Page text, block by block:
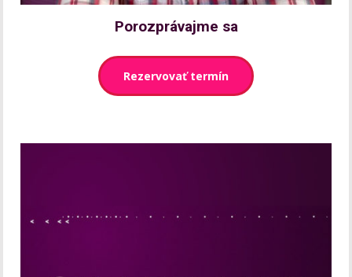
Porozprávajme sa
Rezervovať termín